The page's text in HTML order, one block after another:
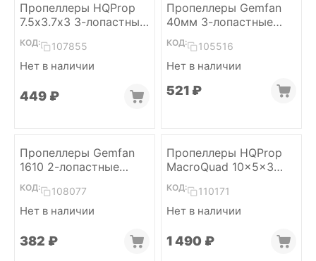
Пропеллеры HQProp
7.5х3.7х3 3-лопастные
(Grey, M5, 2CW+2CCW)
КОД: 107855
Нет в наличии
‍449‍ ₽
Пропеллеры Gemfan
40мм 3-лопастные
1.5мм (White, 2L+2R)
КОД: 105516
Нет в наличии
‍521‍ ₽
Пропеллеры Gemfan
1610 2-лопастные
1.5мм (Grey, 2L+2R)
КОД: 108077
Нет в наличии
‍382‍ ₽
Пропеллеры HQProp
MacroQuad 10x5x3
Black-Glass Fiber
Reinforced Nylon (2CW
+ 2CCW)
КОД: 110171
Нет в наличии
1 490 ₽